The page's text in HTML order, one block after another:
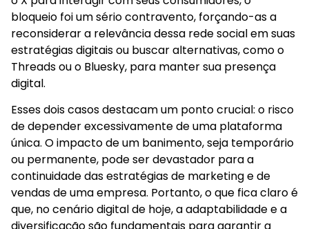
bloqueio foi um sério contravento, forçando-as a
reconsiderar a relevância dessa rede social em suas
estratégias digitais ou buscar alternativas, como o
Threads ou o Bluesky, para manter sua presença
digital.
Esses dois casos destacam um ponto crucial: o risco
de depender excessivamente de uma plataforma
única. O impacto de um banimento, seja temporário
ou permanente, pode ser devastador para a
continuidade das estratégias de marketing e de
vendas de uma empresa. Portanto, o que fica claro é
que, no cenário digital de hoje, a adaptabilidade e a